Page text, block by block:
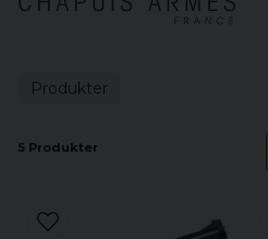
Produkter
5 Produkter